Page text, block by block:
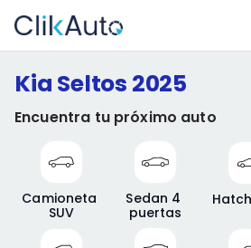
Kia Seltos 2025
Encuentra tu próximo auto
Camioneta
SUV
Sedan 4
puertas